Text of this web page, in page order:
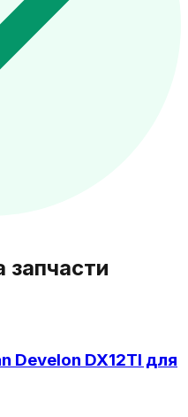
запчасти
Develon DX12TI для